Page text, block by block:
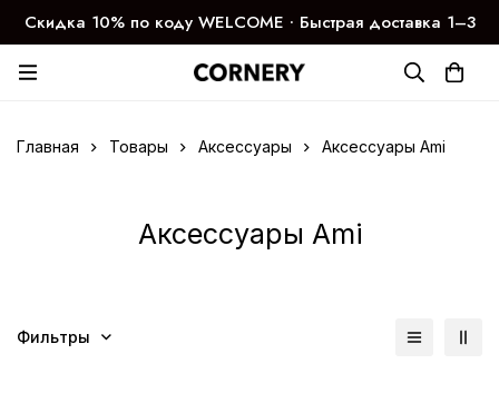
Скидка 10% по коду WELCOME ∙ Быстрая доставка 1–3
дня
Главная Товары Аксессуары Аксессуары Ami
Аксессуары Ami
Фильтры